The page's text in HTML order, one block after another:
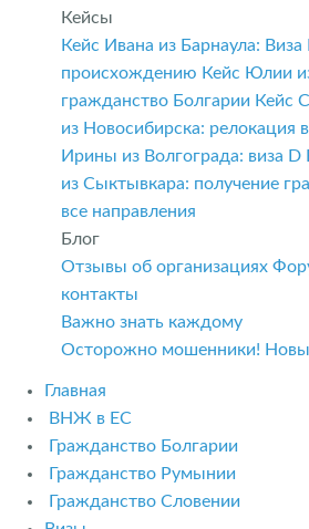
Кейсы
Кейс Ивана из Барнаула:
происхождению Кейс Юлии
гражданство Болгарии Кейс
из Новосибирска: релокация
Ирины из Волгограда: виза D
из Сыктывкара: получение
все направления
Блог
Отзывы об организациях
контакты
Важно знать каждому
Осторожно мошенники!
Главная
ВНЖ в ЕС
Гражданство Болгарии
Гражданство Румынии
Гражданство Словении